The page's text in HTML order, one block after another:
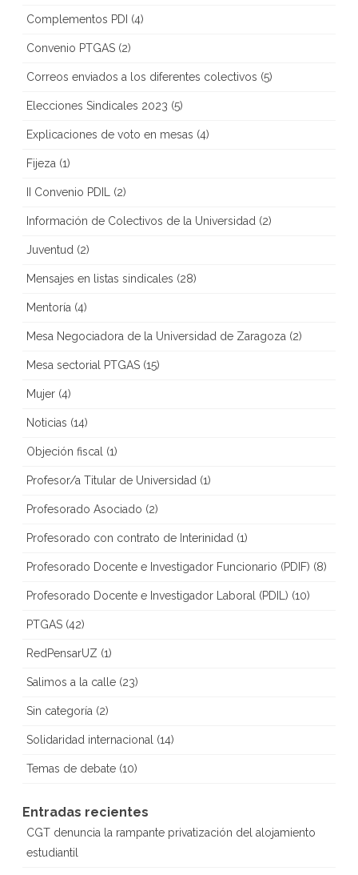
Complementos PDI (4)
Convenio PTGAS (2)
Correos enviados a los diferentes colectivos (5)
Elecciones Sindicales 2023 (5)
Explicaciones de voto en mesas (4)
Fijeza (1)
II Convenio PDIL (2)
Información de Colectivos de la Universidad (2)
Juventud (2)
Mensajes en listas sindicales (28)
Mentoría (4)
Mesa Negociadora de la Universidad de Zaragoza (2)
Mesa sectorial PTGAS (15)
Mujer (4)
Noticias (14)
Objeción fiscal (1)
Profesor/a Titular de Universidad (1)
Profesorado Asociado (2)
Profesorado con contrato de Interinidad (1)
Profesorado Docente e Investigador Funcionario (PDIF) (8)
Profesorado Docente e Investigador Laboral (PDIL) (10)
PTGAS (42)
RedPensarUZ (1)
Salimos a la calle (23)
Sin categoría (2)
Solidaridad internacional (14)
Temas de debate (10)
Entradas recientes
CGT denuncia la rampante privatización del alojamiento
estudiantil